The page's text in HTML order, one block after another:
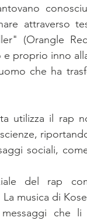
attraverso
(Orangle
proprio inno
che ha
utilizza il rap
sociali,
del rap
musica di
che li